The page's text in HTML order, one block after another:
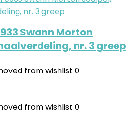
Swann Morton
nr. 3 greep
from wishlist 0
from wishlist 0